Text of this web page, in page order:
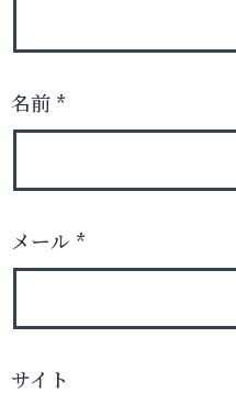
名前 *
メール *
サイト